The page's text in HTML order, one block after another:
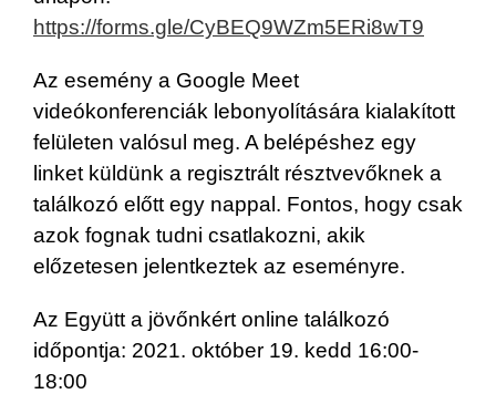
https://forms.gle/CyBEQ9WZm5ERi8wT9
Az esemény a Google Meet
videókonferenciák lebonyolítására kialakított
felületen valósul meg. A belépéshez egy
linket küldünk a regisztrált résztvevőknek a
találkozó előtt egy nappal. Fontos, hogy csak
azok fognak tudni csatlakozni, akik
előzetesen jelentkeztek az eseményre.
Az Együtt a jövőnkért online találkozó
időpontja: 2021. október 19. kedd 16:00-
18:00